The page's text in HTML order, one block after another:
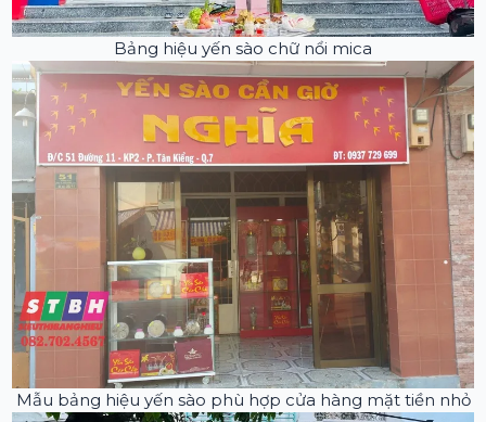
Bảng hiệu yến sào chữ nổi mica
Mẫu bảng hiệu yến sào phù hợp cửa hàng mặt tiền nhỏ